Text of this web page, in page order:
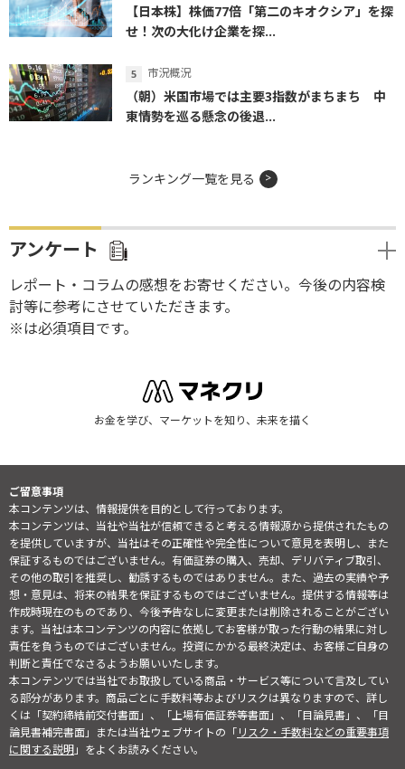
【日本株】株価77倍「第二のキオクシア」を探
せ！次の大化け企業を探...
市況概況
（朝）米国市場では主要3指数がまちまち 中
東情勢を巡る懸念の後退...
ランキング一覧を見る
アンケート
レポート・コラムの感想をお寄せください。今後の内容検
討等に参考にさせていただきます。
※は必須項目です。
お金を学び、マーケットを知り、未来を描く
ご留意事項
本コンテンツは、情報提供を目的として行っております。
本コンテンツは、当社や当社が信頼できると考える情報源から提供されたもの
を提供していますが、当社はその正確性や完全性について意見を表明し、また
保証するものではございません。有価証券の購入、売却、デリバティブ取引、
その他の取引を推奨し、勧誘するものではありません。また、過去の実績や予
想・意見は、将来の結果を保証するものではございません。提供する情報等は
作成時現在のものであり、今後予告なしに変更または削除されることがござい
ます。当社は本コンテンツの内容に依拠してお客様が取った行動の結果に対し
責任を負うものではございません。投資にかかる最終決定は、お客様ご自身の
判断と責任でなさるようお願いいたします。
本コンテンツでは当社でお取扱している商品・サービス等について言及してい
る部分があります。商品ごとに手数料等およびリスクは異なりますので、詳し
くは「契約締結前交付書面」、「上場有価証券等書面」、「目論見書」、「目
論見書補完書面」または当社ウェブサイトの「リスク・手数料などの重要事項
に関する説明」をよくお読みください。